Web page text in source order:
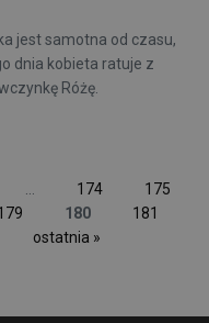
jest samotna od czasu,
dnia kobieta ratuje z
Różę.
174
175
180
181
ostatnia »